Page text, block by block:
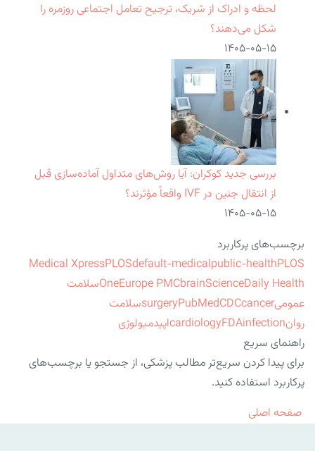
لحظه و ادراک از شریک، ترجیح تعامل اجتماعی روزمره را
شکل می‌دهند؟
۱۴۰۵-۰۵-۱۵
بررسی جدید کوکران: آیا روش‌های متداول آماده‌سازی قبل
از انتقال جنین در IVF واقعاً مؤثرند؟
۱۴۰۵-۰۵-۱۵
برچسب‌های پرکاربرد
Medical XpressPLOSdefault-medicalpublic-healthPLOS
OneEurope PMCbrainScienceDaily Health
سلامت
عمومی
surgeryPubMedCDCcancer
سلامت
روان
cardiologyFDAinfection
اپیدمیولوژی
راهنمای سریع
برای پیدا کردن سریع‌تر مطالب پزشکی، از جستجو یا برچسب‌های
پرکاربرد استفاده کنید.
صفحه اصلی